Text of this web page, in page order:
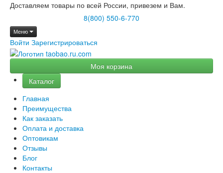
Доставляем товары по всей России, привезем и Вам.
8(800) 550-6-770
Меню
Войти Зарегистрироваться
Моя корзина
Каталог
Главная
Преимущества
Как заказать
Оплата и доставка
Оптовикам
Отзывы
Блог
Контакты